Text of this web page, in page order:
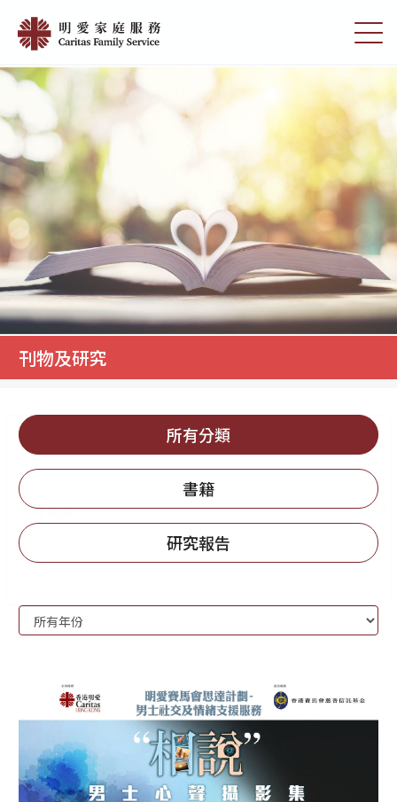
main
content
切
換
選
單
刊
研
愛
家
庭
服
務
刊物及研究
所有分類
書籍
研究報告
刊
Year: